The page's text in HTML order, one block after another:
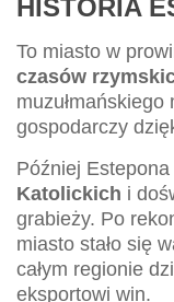
HISTORIA
To miasto w
czasów
muzułmańskiego
gospodarczy
Później Estepona
Katolickich i
grabieży. Po
miasto stało się
całym regionie
eksportowi win.